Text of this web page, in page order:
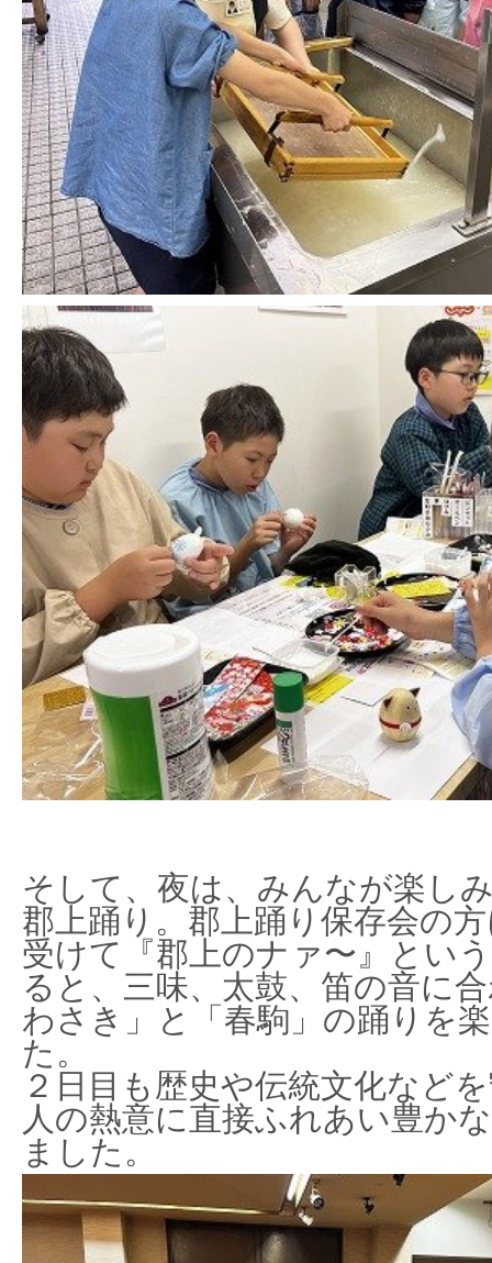
そして、夜は、みんなが楽し
郡上踊り。郡上踊り保存会の
受けて『郡上のナァ〜』とい
ると、三味、太鼓、笛の音に
わさき」と「春駒」の踊りを
た。
２日目も歴史や伝統文化など
人の熱意に直接ふれあい豊か
ました。